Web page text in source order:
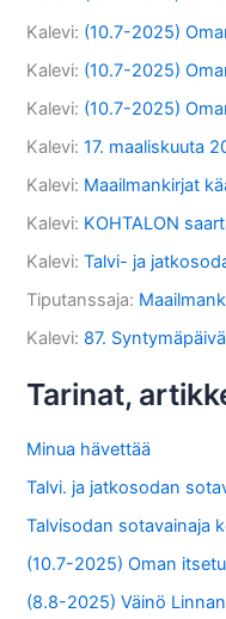
Kalevi: (10.7-2025)
Kalevi: (10.7-2025)
Kalevi: (10.7-2025)
Kalevi:17. maaliskuuta
Kalevi: Maailmankirjat
Kalevi: KOHTALON
Kalevi:Talvi- ja
Tiputanssaja:
Kalevi: 87.
Tarinat,
Minua hävettää
Talvi. ja jatkosodan
Talvisodan sotavainaja
(10.7-2025) Oman
(8.8-2025) Väinö